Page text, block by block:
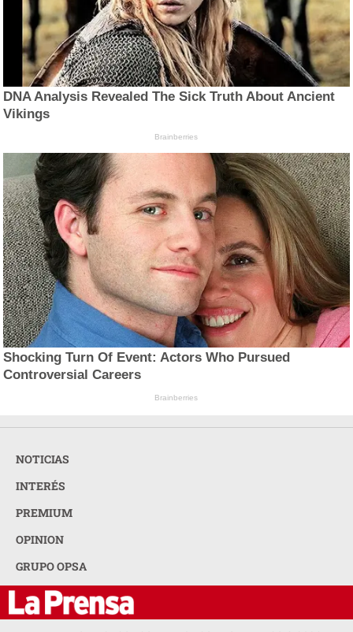
DNA Analysis Revealed The Sick Truth About Ancient
Vikings
Brainberries
Shocking Turn Of Event: Actors Who Pursued
Controversial Careers
Brainberries
NOTICIAS
INTERÉS
PREMIUM
OPINION
GRUPO OPSA